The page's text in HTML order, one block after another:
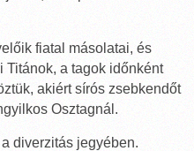
fiatal másolatai, és
Titánok, a tagok időnként
akiért sírós zsebkendőt
Osztagnál.
diverzitás jegyében.